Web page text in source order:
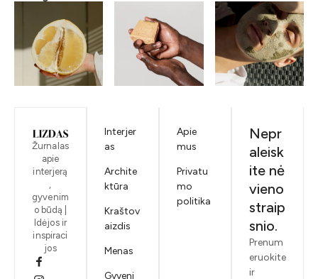
Žurnalas
apie
interjerą
,
gyvenim
o būdą |
Idėjos ir
inspiraci
jos
Interjer
as
Archite
ktūra
Kraštov
aizdis
Menas
Gyveni
Apie
mus
Privatu
mo
politika
Nepr
aleisk
ite nė
vieno
straip
snio.
Prenum
eruokite
ir